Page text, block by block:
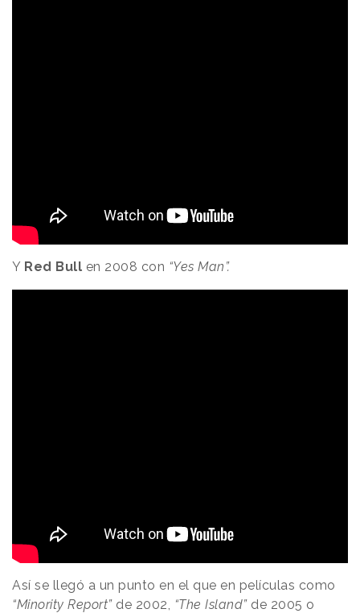
Y Red Bull en 2008 con “Yes Man”.
Así se llegó a un punto en el que en películas como
“Minority Report”de 2002, “The Island” de 2005 o